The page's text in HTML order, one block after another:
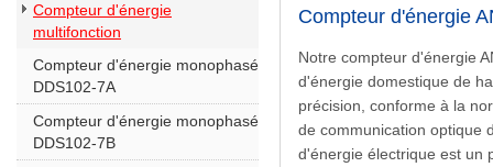
Compteur d'énergie
multifonction
Compteur d'énergie monophasé
DDS102-7A
Compteur d'énergie monophasé
DDS102-7B
Compteur d'énergie
Notre compteur d'énergie
d'énergie domestique de
précision, conforme à la
de communication optique
d'énergie électrique est un